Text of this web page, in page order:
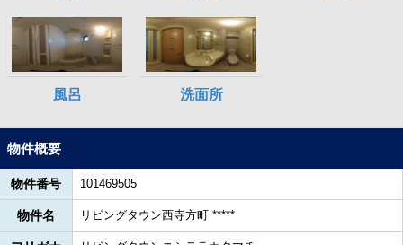
物件概要
物件番号 101469505
物件名 リビングタウン西寺方町 *****